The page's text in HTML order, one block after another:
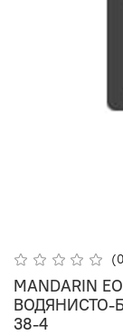
MANDARIN
ВОДЯНИСТО-БЕЛЫЙ ЕО CAS
38-4